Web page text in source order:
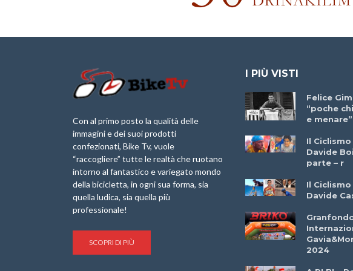
Con al primo posto la qualità delle
immagini e dei suoi prodotti
confezionati, Bike Tv, vuole
“raccogliere” tutte le realtà che ruotano
intorno al fantastico e variegato mondo
della bicicletta, in ogni sua forma, sia
quella ludica, sia quella più
professionale!
SCOPRI DI PIÙ
I PIÙ VISTI
Briko Torino – 11
Maggio 2025 – r
Minerva Edizioni e
Giancarlo Brocci
per “Bartali l’Ultimo
Marathon 2025”
IX Ed. “Tra
Borghi&Castelli” –
Anteprima
1a Edizione
Granfondo
Felice
“poche
e
Il
Davide
parte – r
Il
Davide
2024